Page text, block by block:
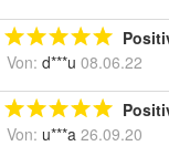
Von: d***u 08.06.22
Von: u***a 26.09.20